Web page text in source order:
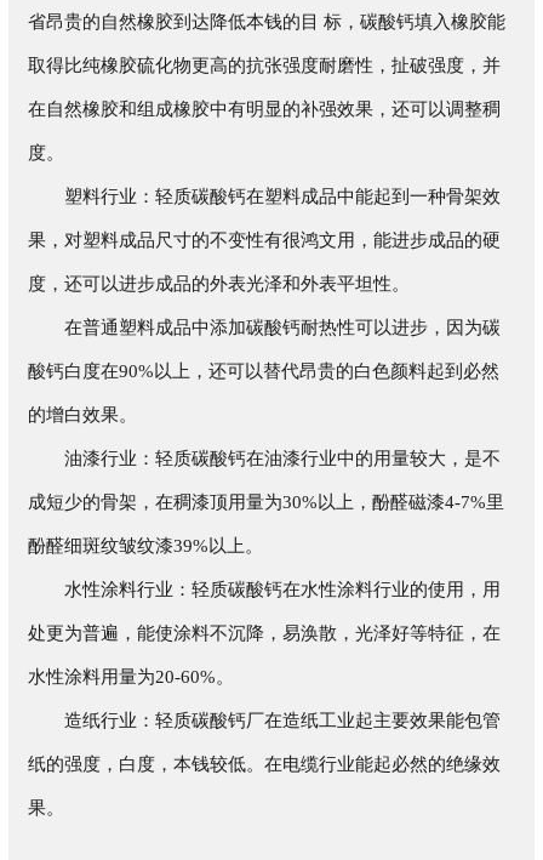
省昂贵的自然橡胶到达降低本钱的目 标，碳酸钙填入橡胶能
取得比纯橡胶硫化物更高的抗张强度耐磨性，扯破强度，并
在自然橡胶和组成橡胶中有明显的补强效果，还可以调整稠
度。
塑料行业：轻质碳酸钙在塑料成品中能起到一种骨架效
果，对塑料成品尺寸的不变性有很鸿文用，能进步成品的硬
度，还可以进步成品的外表光泽和外表平坦性。
在普通塑料成品中添加碳酸钙耐热性可以进步，因为碳
酸钙白度在90%以上，还可以替代昂贵的白色颜料起到必然
的增白效果。
油漆行业：轻质碳酸钙在油漆行业中的用量较大，是不
成短少的骨架，在稠漆顶用量为30%以上，酚醛磁漆4-7%里
酚醛细斑纹皱纹漆39%以上。
水性涂料行业：轻质碳酸钙在水性涂料行业的使用，用
处更为普遍，能使涂料不沉降，易涣散，光泽好等特征，在
水性涂料用量为20-60%。
造纸行业：轻质碳酸钙厂在造纸工业起主要效果能包管
纸的强度，白度，本钱较低。在电缆行业能起必然的绝缘效
果。